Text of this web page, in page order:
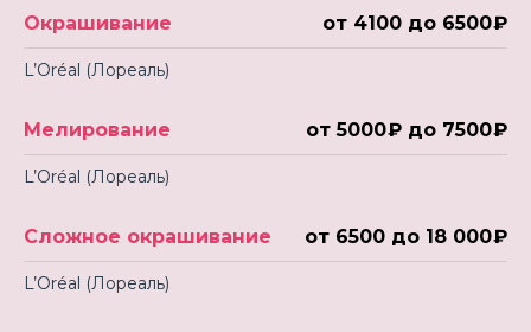
Окрашивание от 4100 до 6500 ₽
L’Oréal (Лореаль)
Мелирование от 5000 ₽ до 7500 ₽
L’Oréal (Лореаль)
Сложное окрашивание от 6500 до 18 000 ₽
L’Oréal (Лореаль)